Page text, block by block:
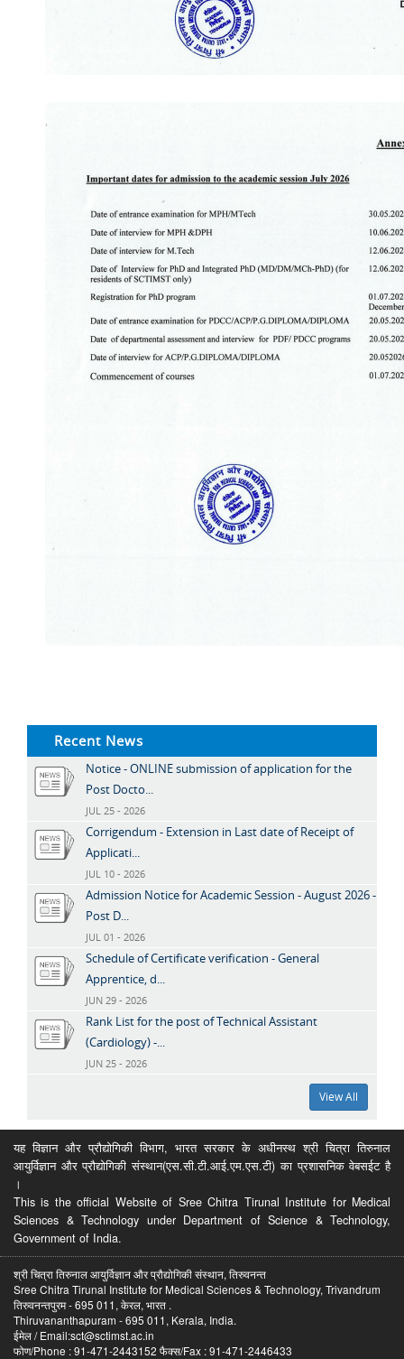
Recent News
Notice - ONLINE submission of application for the
Post Docto...
JUL 25 - 2026
Corrigendum - Extension in Last date of Receipt of
Applicati...
JUL 10 - 2026
Admission Notice for Academic Session - August 2026 -
Post D...
JUL 01 - 2026
Schedule of Certificate verification - General
Apprentice, d...
JUN 29 - 2026
Rank List for the post of Technical Assistant
(Cardiology) -...
JUN 25 - 2026
View All
यह विज्ञान और प्रौद्योगिकी विभाग, भारत सरकार के अधीनस्थ श्री चित्रा तिरुनाल
आयुर्विज्ञान और प्रौद्योगिकी संस्थान(एस.सी.टी.आई.एम.एस.टी) का प्रशासनिक वेबसईट है
।
This is the official Website of Sree Chitra Tirunal Institute for Medical
Sciences & Technology under Department of Science & Technology,
Government of India.
श्री चित्रा तिरुनाल आयुर्विज्ञान और प्रौद्योगिकी संस्थान, तिरुवनन्त
Sree Chitra Tirunal Institute for Medical Sciences & Technology, Trivandrum
तिरुवनन्तपुरम - 695 011, केरल, भारत .
Thiruvananthapuram - 695 011, Kerala, India.
ईमेल / Email:sct@sctimst.ac.in
फोण/Phone : 91-471-2443152 फैक्स/Fax : 91-471-2446433